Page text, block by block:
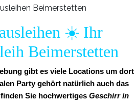
☀️ Ihr
Beimerstetten
gibt es viele Locations um dort
Party gehört natürlich auch das
Sie hochwertiges Geschirr in